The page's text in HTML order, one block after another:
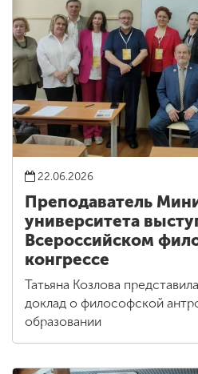
22.06.2026
Преподаватель
университета
Всероссийском
конгрессе
Татьяна Козлова
доклад о философской
образовании